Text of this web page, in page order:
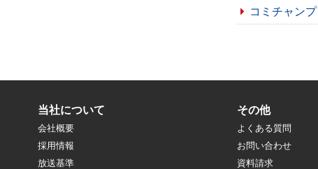
コミチャン
当社について
会社概要
採用情報
放送基準
その他
よくある質問
お問い合わせ
資料請求